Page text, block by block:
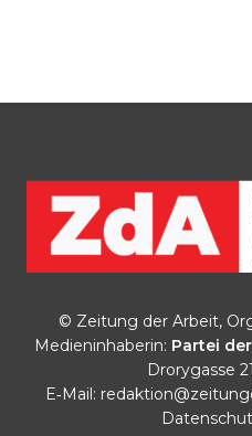
© Zeitung der Arbeit,
Medieninhaberin: Partei
Drorygasse
E‑Mail: